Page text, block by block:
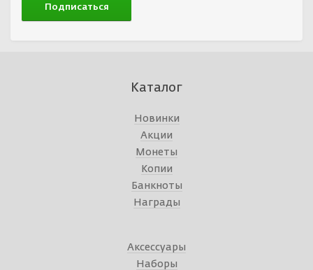
Каталог
Новинки
Акции
Монеты
Копии
Банкноты
Награды
Аксессуары
Наборы